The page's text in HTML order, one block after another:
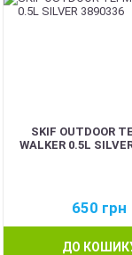
SKIF OUTDOOR
WALKER 0.5L
650 грн
ДО